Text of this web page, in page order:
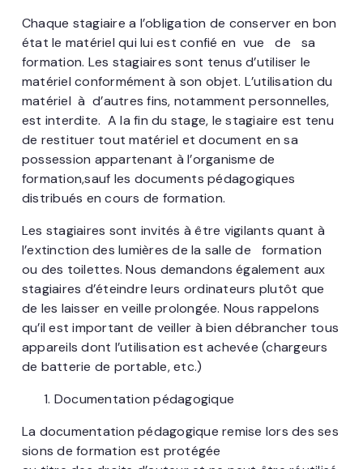
Chaque stagiaire a l’obligation de conserver en bon
état le matériel qui lui est confié en vue de sa
formation. Les stagiaires sont tenus d’utiliser le
matériel conformément à son objet. L’utilisation du
matériel à d’autres fins, notamment personnelles,
est interdite. A la fin du stage, le stagiaire est tenu
de restituer tout matériel et document en sa
possession appartenant à l’organisme de
formation,sauf les documents pédagogiques
distribués en cours de formation.
Les stagiaires sont invités à être vigilants quant à
l’extinction des lumières de la salle de formation
ou des toilettes. Nous demandons également aux
stagiaires d’éteindre leurs ordinateurs plutôt que
de les laisser en veille prolongée. Nous rappelons
qu’il est important de veiller à bien débrancher tous
appareils dont l’utilisation est achevée (chargeurs
de batterie de portable, etc.)
Documentation pédagogique
La documentation pédagogique remise lors des ses
sions de formation est protégée